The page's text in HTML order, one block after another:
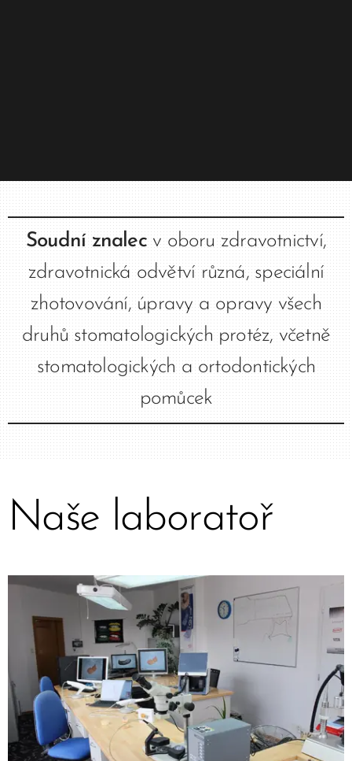
Soudní znalecv oboru zdravotnictví,
zdravotnická odvětví různá, speciální
zhotovování, úpravy a opravy všech
druhů stomatologických protéz, včetně
stomatologických a ortodontických
pomůcek
Naše laboratoř